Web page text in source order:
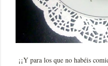
¡¡Y para los que no habéis